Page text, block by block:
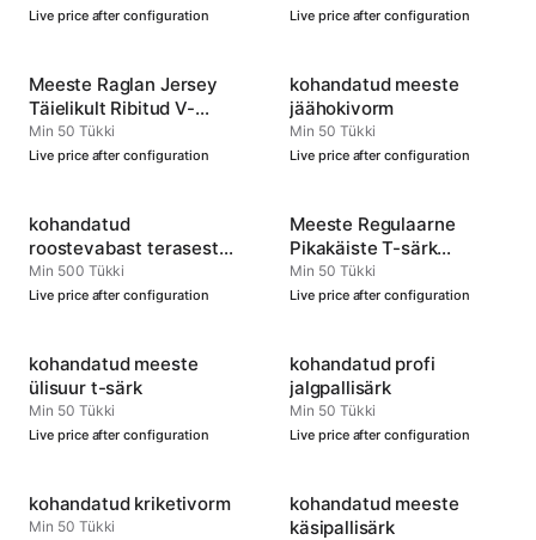
Live price after configuration Live price after configuration
Meeste Raglan Jersey
Täielikult Ribitud V-
kaelus
Min 50 Tükki
Live price after configuration
kohandatud meeste
jäähokivorm
Min 50 Tükki
Live price after configuration
kohandatud
roostevabast terasest
pudel
Min 500 Tükki
Live price after configuration
Meeste Regulaarne
Pikakäiste T-särk
Ümmarguse Kaelusega
Min 50 Tükki
Live price after configuration
kohandatud meeste
ülisuur t-särk
Min 50 Tükki
Live price after configuration
kohandatud profi
jalgpallisärk
Min 50 Tükki
Live price after configuration
kohandatud kriketivorm
Min 50 Tükki
kohandatud meeste
käsipallisärk